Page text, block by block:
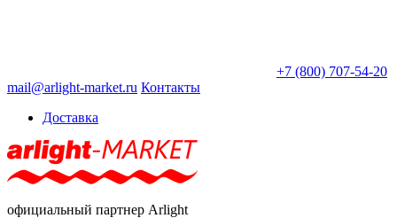
+7 (800) 707-54-20
mail@arlight-market.ru Контакты
Доставка
официальный партнер Arlight